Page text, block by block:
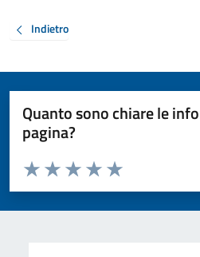
Indietro
Quanto sono chiare le
pagina?
Valuta da 1 a 5 stelle la pagina
Valuta 5 stelle
Valuta 4 stelle su 5
Valuta 3 stelle su 5
Valuta 2 stelle su 5
Valuta 1 stelle su 5